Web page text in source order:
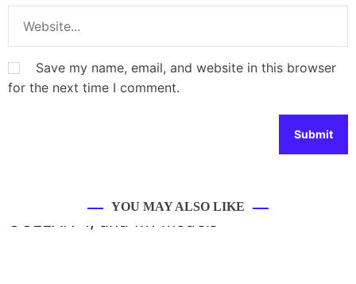
Save my name, email, and website in this browser
for the next time I comment.
YOU MAY ALSO LIKE